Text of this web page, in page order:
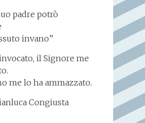
padre potrò
invano”
il Signore me
me lo ha ammazzato.
Congiusta